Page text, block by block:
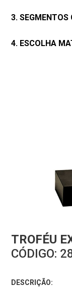
3. SEGMENTOS
4. ESCOLHA
TROFÉU
CÓDIGO:
DESCRIÇÃO: